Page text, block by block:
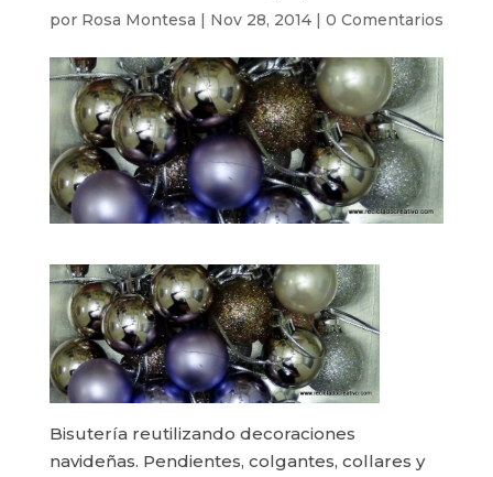
por Rosa Montesa | Nov 28, 2014| 0 Comentarios
Bisutería reutilizando decoraciones
navideñas. Pendientes, colgantes, collares y